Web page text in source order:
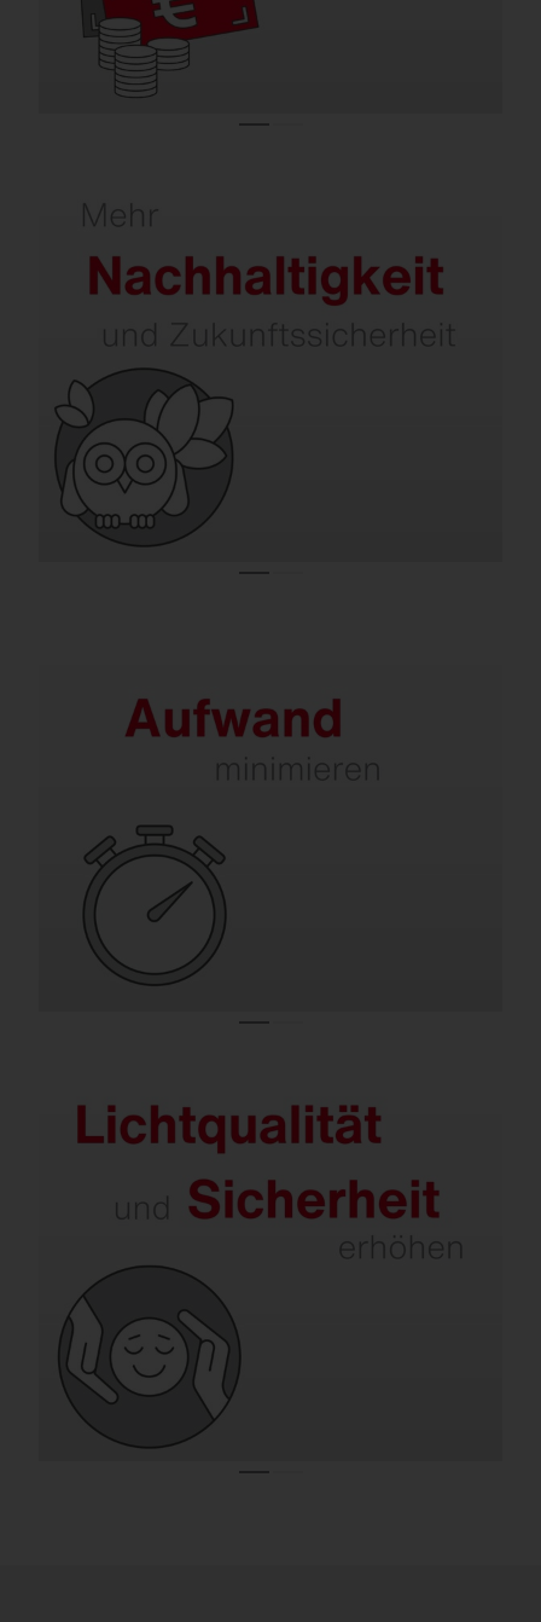
Sanieren erhöht Ihre Nachhaltigkeit.
Neben Energie- und CO₂-Einsparung
werden Themen wie Dark Sky, Umwelt- und
Artenschutz, Kreislaufwirtschaft und
intelligentes Recycling immer wichtiger.
SITECO berücksichtigt all das bereits heute.
Sanieren entlastet Ihr Team.
Alte Leuchten bedeuten regelmäßigen
Leuchtmitteltausch, Wartung und
Lösungen sind schnell montiert, langlebig
und kommen jahrelang nahezu ohne
Wartung aus.
Sanieren sorgt für bessere Ausleuchtung
und weniger Blendung.
Moderne Lösungen unterstützen
Konzentration, senken Unfallrisiken und
minimieren zugleich störende
Lichtimmissionen.